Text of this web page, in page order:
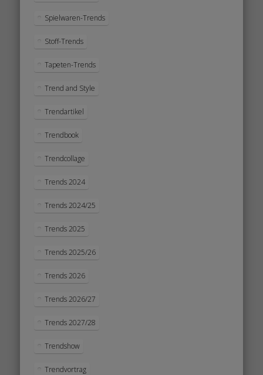
Spielwaren-Trends
Stoff-Trends
Tapeten-Trends
Trend and Style
Trendartikel
Trendbook
Trendcollage
Trends 2024
Trends 2024/25
Trends 2025
Trends 2025/26
Trends 2026
Trends 2026/27
Trends 2027/28
Trendshow
Trendvortrag